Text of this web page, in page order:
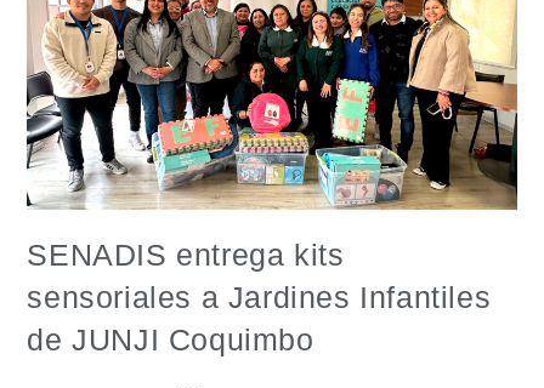
SENADIS entrega kits
sensoriales a Jardines Infantiles
de JUNJI Coquimbo